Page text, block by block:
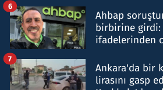
Ahbap
birbirine girdi:
ifadelerinden
6
Ankara'da bir
lirasını gasp
7